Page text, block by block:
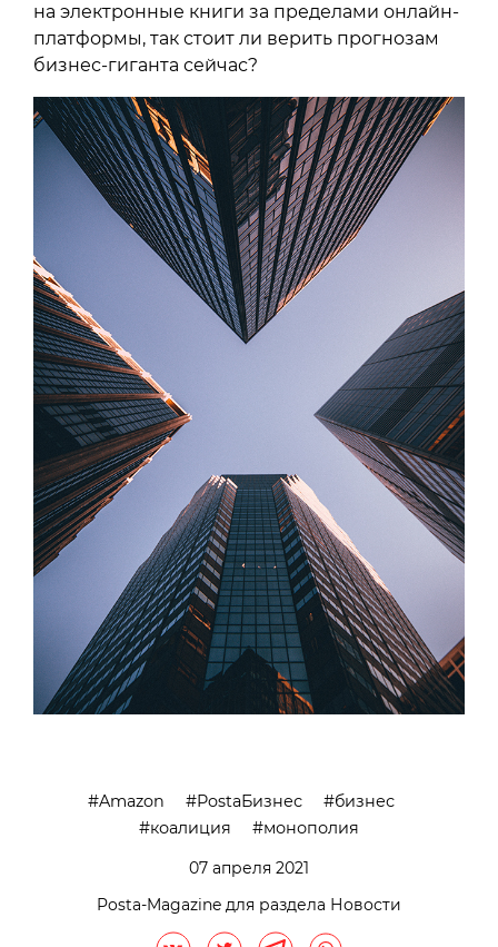
на электронные книги за пределами онлайн-
платформы, так стоит ли верить прогнозам
бизнес-гиганта сейчас?
Amazon PostaБизнес
бизнес
коалиция
монополия
07 апреля 2021
Posta-Magazine для раздела Новости